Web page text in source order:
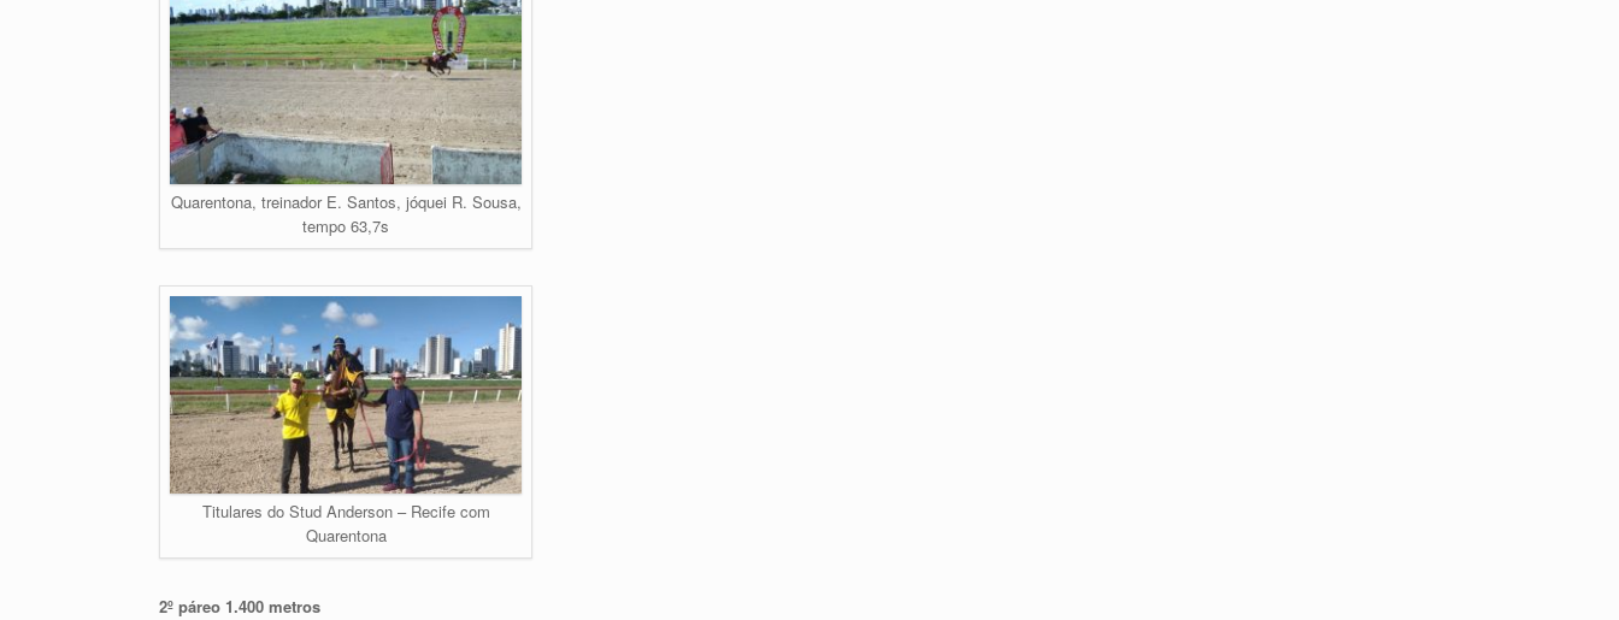
Quarentona, treinador E. Santos, jóquei R. Sousa,
tempo 63,7s
Titulares do Stud Anderson – Recife com
Quarentona
2º páreo 1.400 metros